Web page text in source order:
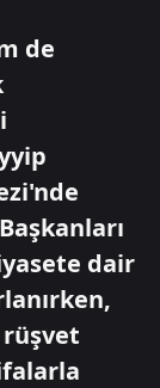
de
dair